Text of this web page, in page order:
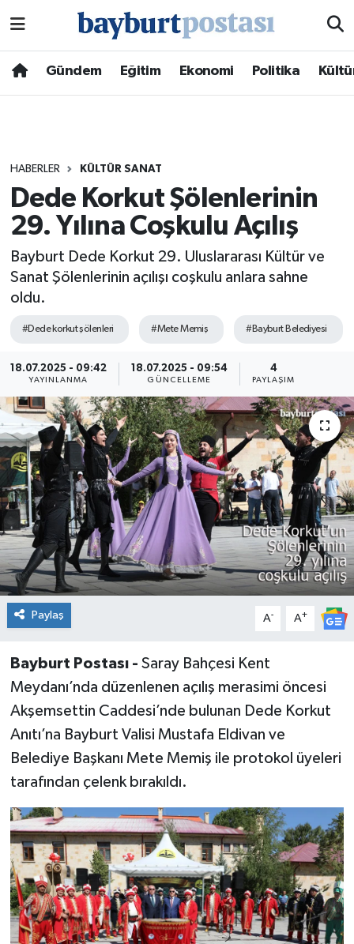
Gündem Eğitim Ekonomi Politika
HABERLER KÜLTÜR SANAT
Dede Korkut Şölenlerinin
29. Yılına Coşkulu Açılış
Bayburt Dede Korkut 29. Uluslararası Kültür ve
Sanat Şölenlerinin açılışı coşkulu anlara sahne
oldu.
#Dede korkut şölenleri #Mete Memiş #Bayburt Belediyesi
18.07.2025 - 09:42
YAYINLANMA
18.07.2025 - 09:54
GÜNCELLEME
4
PAYLAŞIM
Paylaş A- A+
Bayburt Postası - Saray Bahçesi Kent
Meydanı’nda düzenlenen açılış merasimi öncesi
Akşemsettin Caddesi’nde bulunan Dede Korkut
Anıtı’na Bayburt Valisi Mustafa Eldivan ve
Belediye Başkanı Mete Memiş ile protokol üyeleri
tarafından çelenk bırakıldı.
Hava Durumu
Süper Lig Puan Durumu ve Fikstür
Tüm Manşetler
Son Dakika Haberleri